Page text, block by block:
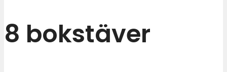
8 bokstäver